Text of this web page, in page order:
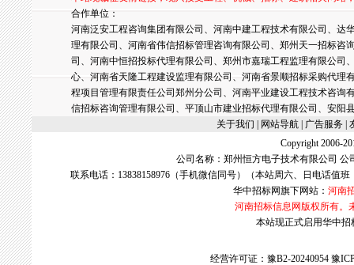
合作单位：
河南泛安工程咨询集团有限公司、河南中建工程技术有限公司、
理有限公司、河南省伟信招标管理咨询有限公司、郑州天一招标
司、河南中恒招投标代理有限公司、郑州市嘉瑞工程监理有限公
心、河南省天隆工程建设监理有限公司、河南省景顺招标采购代
程项目管理有限责任公司郑州分公司、河南平业建设工程技术咨
信招标咨询管理有限公司、平顶山市建业招标代理有限公司、安阳
关于我们 | 网站导航 | 广告服务 |
Copyright 2006-
公司名称：郑州恒方电子技术有限公司
联系电话：13838158976（手机微信同号）（本站周六、日电话值
华中招标网旗下网站： 河南
河南招标信息网版权所有。
本站现正式启用华中招
经营许可证：豫B2-20240954 豫